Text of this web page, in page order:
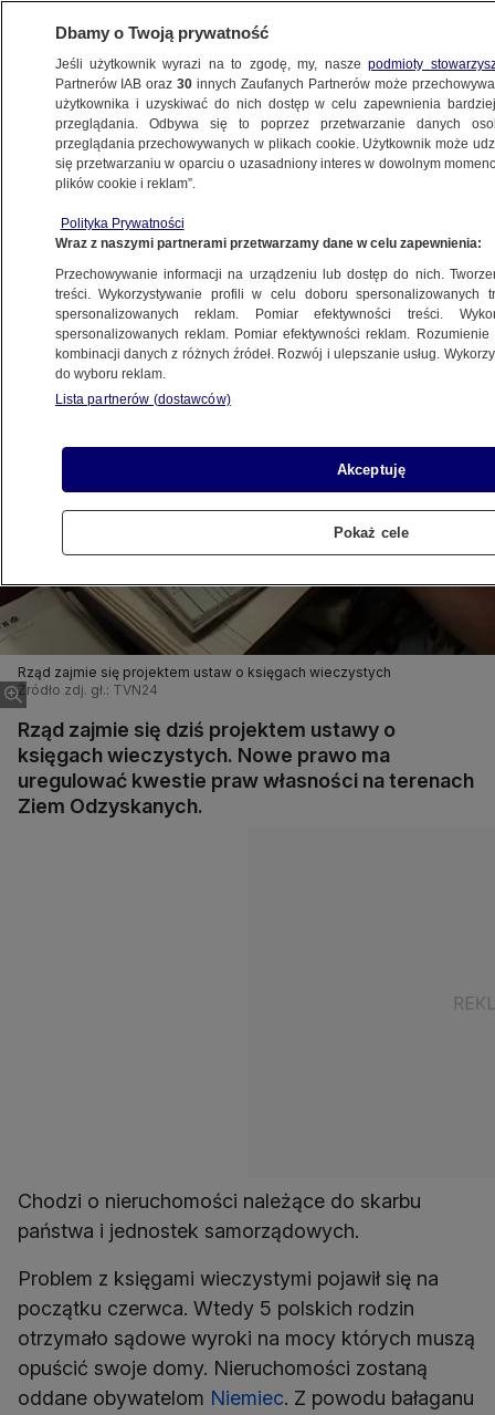
POLSKA
Odzyskanych
31.07.2007, 03:44Aktualizacja:31.07.2007, 04:22
Udostępnij
Rząd zajmie się projektem ustaw o księgach wieczystych
Źródło zdj. gł.: TVN24
Rząd zajmie się dziś projektem ustawy o
księgach wieczystych. Nowe prawo ma
uregulować kwestie praw własności na terenach
Ziem Odzyskanych.
Chodzi o nieruchomości należące do skarbu
państwa i jednostek samorządowych.
Problem z księgami wieczystymi pojawił się na
początku czerwca. Wtedy 5 polskich rodzin
otrzymało sądowe wyroki na mocy których muszą
opuścić swoje domy. Nieruchomości zostaną
oddane obywatelom Niemiec. Z powodu bałaganu
Dbamy o Twoją prywatność
Jeśli użytkownik wyrazi na to zgodę, my, naszepodmioty
Partnerów IAB oraz30 innych Zaufanych Partnerów może
użytkownika i uzyskiwać do nich dostęp w celu zapewnienia
przeglądania. Odbywa się to poprzez przetwarzanie danych
przeglądania przechowywanych w plikach cookie. Użytkownik może
się przetwarzaniu w oparciu o uzasadniony interes w dowolnym
plików cookie i reklam”.
Polityka Prywatności
Wraz z naszymi partnerami przetwarzamy dane w celu zapewnienia:
Przechowywanie informacji na urządzeniu lub dostęp do nich.
treści. Wykorzystywanie profili w celu doboru spersonalizowanych
spersonalizowanych reklam. Pomiar efektywności treści.
spersonalizowanych reklam. Pomiar efektywności reklam.
kombinacji danych z różnych źródeł. Rozwój i ulepszanie usług.
do wyboru reklam.
Lista partnerów (dostawców)
Akceptuję
Pokaż cele